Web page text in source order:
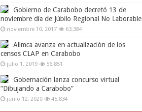
Gobierno de Carabobo decretó 13 de
noviembre día de Júbilo Regional No Laborable
noviembre 10, 2017 63,384
Alimca avanza en actualización de los
censos CLAP en Carabobo
julio 1, 2019 56,851
Gobernación lanza concurso virtual
“Dibujando a Carabobo”
junio 12, 2020 45,834